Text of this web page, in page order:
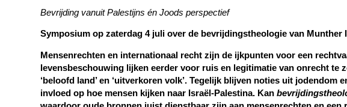
Bevrijding vanuit Palestijns én Joods perspectief
Symposium op zaterdag 4 juli over de bevrijdingstheologie van Munther
Mensenrechten en internationaal recht zijn de ijkpunten voor een
levensbeschouwing lijken eerder voor ruis en legitimatie van onrecht te
‘beloofd land’ en ‘uitverkoren volk’. Tegelijk blijven noties uit jodendom
invloed op hoe mensen kijken naar Israël-Palestina. Kan